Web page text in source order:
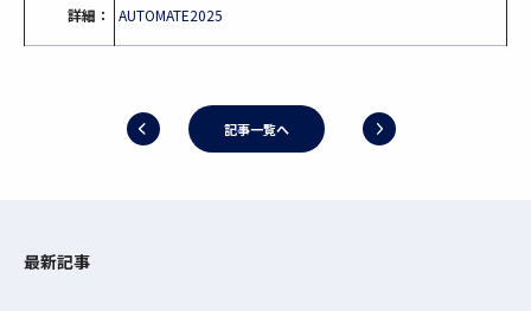
詳細： AUTOMATE2025
記事一覧へ
最新記事